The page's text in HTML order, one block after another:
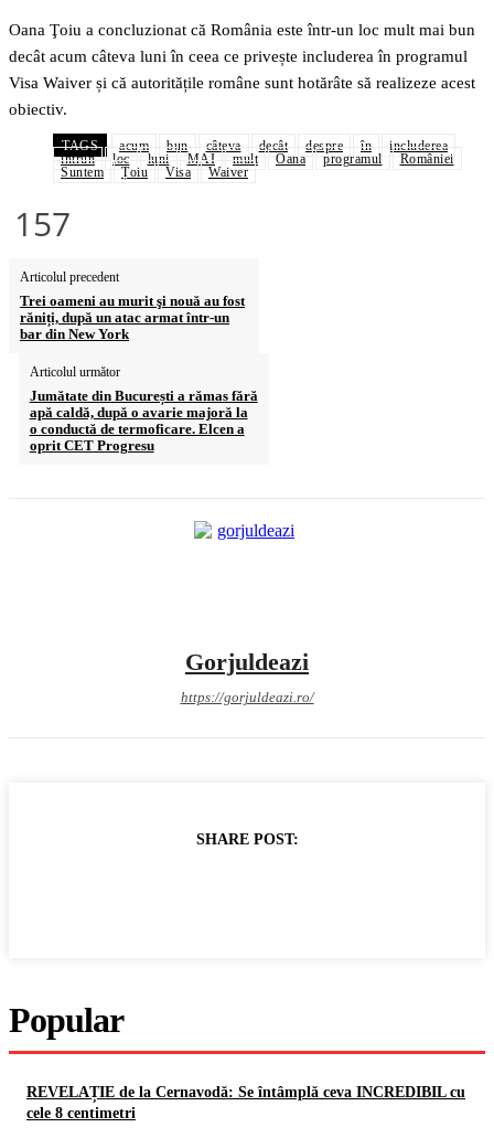
Oana Ţoiu a concluzionat că România este într-un loc mult mai bun
decât acum câteva luni în ceea ce privește includerea în programul
Visa Waiver și că autoritățile române sunt hotărâte să realizeze acest
obiectiv.
TAGS acum bun câteva decât despre în
includerea
întrun
loc luni MAI mult Oana programul
României
Suntem
Țoiu Visa Waiver
157
Articolul precedent
Trei oameni au murit şi nouă au fost
răniți, după un atac armat într-un
bar din New York
Articolul următor
Jumătate din București a rămas fără
apă caldă, după o avarie majoră la
o conductă de termoficare. Elcen a
oprit CET Progresu
Gorjuldeazi
https://gorjuldeazi.ro/
SHARE POST:
Popular
REVELAȚIE de la Cernavodă: Se întâmplă ceva INCREDIBIL cu
cele 8 centimetri